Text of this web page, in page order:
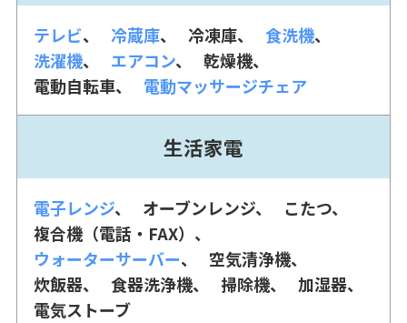
テレビ 冷蔵庫 冷凍庫
食洗機
洗濯機
エアコン
乾燥機
電動自転車
電動マッサージチェア
生活家電
電子レンジ オーブンレンジ
こたつ
複合機（電話・FAX）
ウォーターサーバー
空気清浄機
炊飯器
食器洗浄機 掃除機
加湿器
電気ストーブ